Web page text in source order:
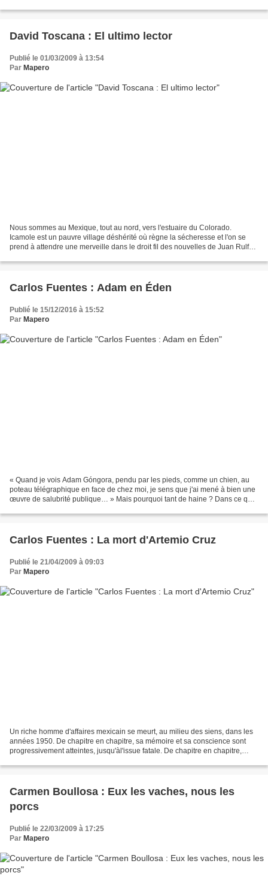
David Toscana : El ultimo lector
Publié le 01/03/2009 à 13:54
Par Mapero
Nous sommes au Mexique, tout au nord, vers l'estuaire du Colorado.
Icamole est un pauvre village déshérité où règne la sécheresse et l'on se
prend à attendre une merveille dans le droit fil des nouvelles de Juan Rulfo.
Carlos Fuentes : Adam en Éden
Publié le 15/12/2016 à 15:52
Par Mapero
« Quand je vois Adam Góngora, pendu par les pieds, comme un chien, au
poteau télégraphique en face de chez moi, je sens que j'ai mené à bien une
œuvre de salubrité publique… » Mais pourquoi tant de haine ? Dans ce qui
Carlos Fuentes : La mort d'Artemio Cruz
Publié le 21/04/2009 à 09:03
Par Mapero
Un riche homme d'affaires mexicain se meurt, au milieu des siens, dans les
années 1950. De chapitre en chapitre, sa mémoire et sa conscience sont
progressivement atteintes, jusqu'àl'issue fatale. De chapitre en chapitre,
Carmen Boullosa : Eux les vaches, nous les
porcs
Publié le 22/03/2009 à 17:25
Par Mapero